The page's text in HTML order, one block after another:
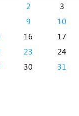
2
3
9
10
16
17
23
24
30 31